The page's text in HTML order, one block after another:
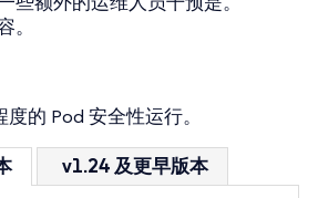
。
的 Pod 安全性运行。
v1.24 及更早版本